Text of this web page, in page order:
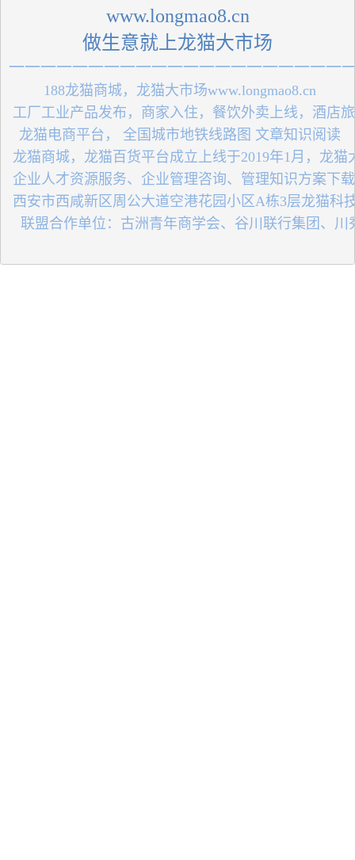
www.longmao8.cn
做生意就上龙猫大市场
一一一一一一一一一一一一一一一一一一一一一
188龙猫商城，龙猫大市场www.longmao8.cn
工厂工业产品发布，商家入住，餐饮外卖上线，酒店
龙猫电商平台， 全国城市地铁线路图 文章知识阅读
龙猫商城，龙猫百货平台成立上线于2019年1月，龙
企业人才资源服务、企业管理咨询、管理知识方案下
西安市西咸新区周公大道空港花园小区A栋3层龙猫科
联盟合作单位：古洲青年商学会、谷川联行集团、川